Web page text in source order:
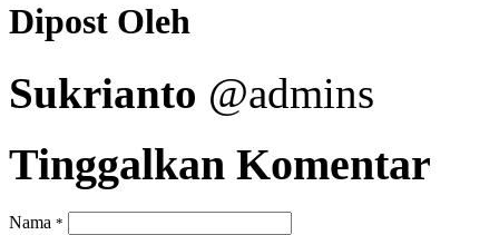
Dipost Oleh
Sukrianto @admins
Tinggalkan Komentar
Nama *